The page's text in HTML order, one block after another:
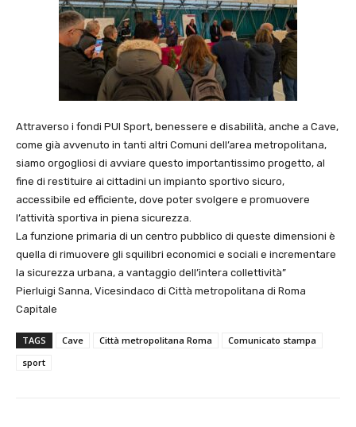
Attraverso i fondi PUI Sport, benessere e disabilità, anche a Cave,
come già avvenuto in tanti altri Comuni dell’area metropolitana,
siamo orgogliosi di avviare questo importantissimo progetto, al
fine di restituire ai cittadini un impianto sportivo sicuro,
accessibile ed efficiente, dove poter svolgere e promuovere
l’attività sportiva in piena sicurezza.
La funzione primaria di un centro pubblico di queste dimensioni è
quella di rimuovere gli squilibri economici e sociali e incrementare
la sicurezza urbana, a vantaggio dell’intera collettività”
Pierluigi Sanna, Vicesindaco di Città metropolitana di Roma
Capitale
TAGS Cave Città metropolitana Roma
Comunicato stampa
sport